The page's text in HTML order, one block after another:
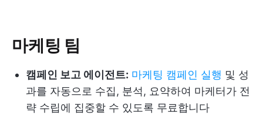
마케팅 팀
캠페인 보고 에이전트: 마케팅 캠페인 실행 및 성
과를 자동으로 수집, 분석, 요약하여 마케터가 전
략 수립에 집중할 수 있도록 무료합니다